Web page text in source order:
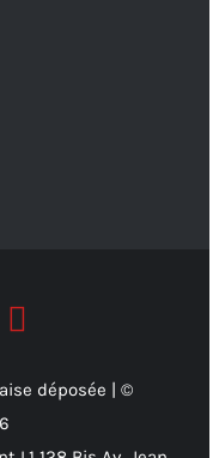
déposée | ©